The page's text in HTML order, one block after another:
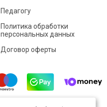
Педагогу
Политика обработки
персональных данных
Договор оферты